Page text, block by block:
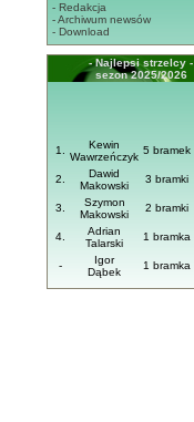
- Redakcja
- Archiwum newsów
- Download
- Najlepsi strzelcy -
sezon 2025/2026
1.
Kewin
Wawrzeńczyk
5 bramek
2.
Dawid
Makowski
3 bramki
3.
Szymon
Makowski
2 bramki
4.
Adrian
Talarski
1 bramka
-
Igor
Dąbek
1 bramka